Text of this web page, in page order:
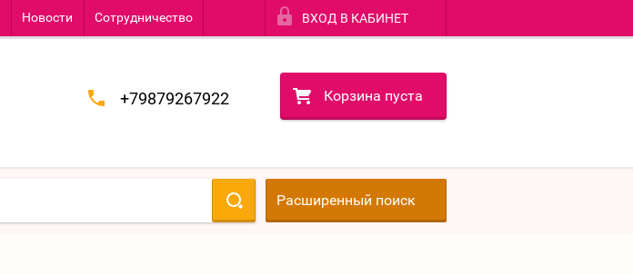
Новости Сотрудничество ВХОД В КАБИНЕТ
+79879267922 Корзина пуста
Расширенный поиск